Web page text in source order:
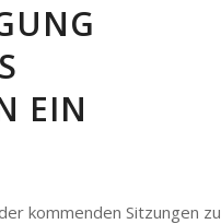
kommenden Sitzungen zu